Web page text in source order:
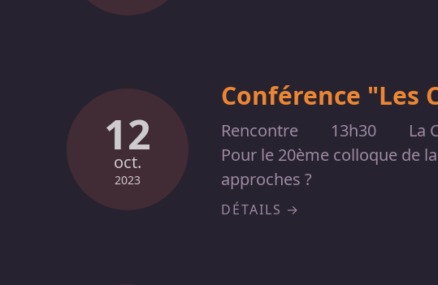
12
oct.
2023
Conférence "Les
Rencontre 13h30
La
Pour le 20ème colloque de
approches ?
DÉTAILS